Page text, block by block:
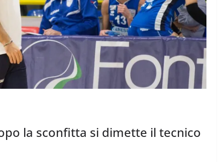
la sconfitta si dimette il tecnico